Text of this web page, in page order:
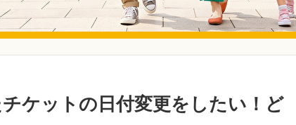
ケットの日付変更をしたい！ど